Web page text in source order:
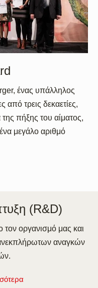
ένας υπάλληλος
από τρεις δεκαετίες,
πήξης του αίματος,
μεγάλο αριθμό
(R&D)
τον οργανισμό μας και
αναγκών